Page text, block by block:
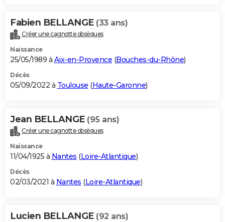
Bricolage
Lifestyle
Culture
Sport
Auto
Television
Voyage
Cinema
Fabien BELLANGE (33 ans)
Créer une cagnotte obsèques
Naissance
25/05/1989 à Aix-en-Provence (Bouches-du-Rhône)
Décès
05/09/2022 à Toulouse (Haute-Garonne)
Jean BELLANGE (95 ans)
Créer une cagnotte obsèques
Naissance
11/04/1925 à Nantes (Loire-Atlantique)
Décès
02/03/2021 à Nantes (Loire-Atlantique)
Lucien BELLANGE (92 ans)